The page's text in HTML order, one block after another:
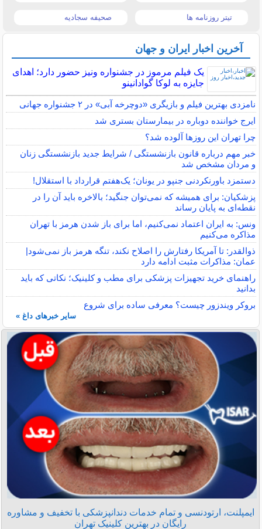
تیتر روزنامه ها صحیفه سجادیه
آخرین اخبار ایران و جهان
یک فیلم مرموز در جشنواره ونیز حضور دارد؛ اهدای
جایزه به لوکا گوادانینو
نامزدی بهترین فیلم و بازیگری «دوچرخه آبی» در ۲ جشنواره جهانی
ایرج خواننده دوباره در بیمارستان بستری شد
چرا تهران این روزها آلوده شد؟
خبر مهم درباره قانون بازنشستگی / شرایط جدید بازنشستگی زنان
و مردان مشخص شد
دستمزد باورنکردنی جنپو در یونان؛ یک‌هفتم قرارداد با استقلال!
پزشکیان: برای همیشه که نمی‌توان جنگید؛ بالاخره باید آن را در
نقطه‌ای به پایان رساند
ونس: به ایران اعتماد نمی‌کنیم، اما برای باز شدن هرمز با تهران
مذاکره می‌کنیم
ذوالقدر: تا آمریکا رفتارش را اصلاح نکند، تنگه هرمز باز نمی‌شود|
عمان: مذاکرات مثبت ادامه دارد
راهنمای خرید تجهیزات پزشکی برای مطب و کلینیک؛ نکاتی که باید
بدانید
بروکر ویندزور چیست؟ معرفی ساده برای شروع
سایر خبرهای داغ »
ایمپلنت، ارتودنسی و تمام خدمات دندانپزشکی با تخفیف و مشاوره
رایگان در بهترین کلینیک تهران